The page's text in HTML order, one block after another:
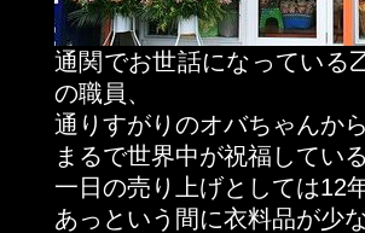
通関でお世話になっている
の職員、
通りすがりのオバちゃんか
まるで世界中が祝福してい
一日の売り上げとしては12
あっという間に衣料品が少